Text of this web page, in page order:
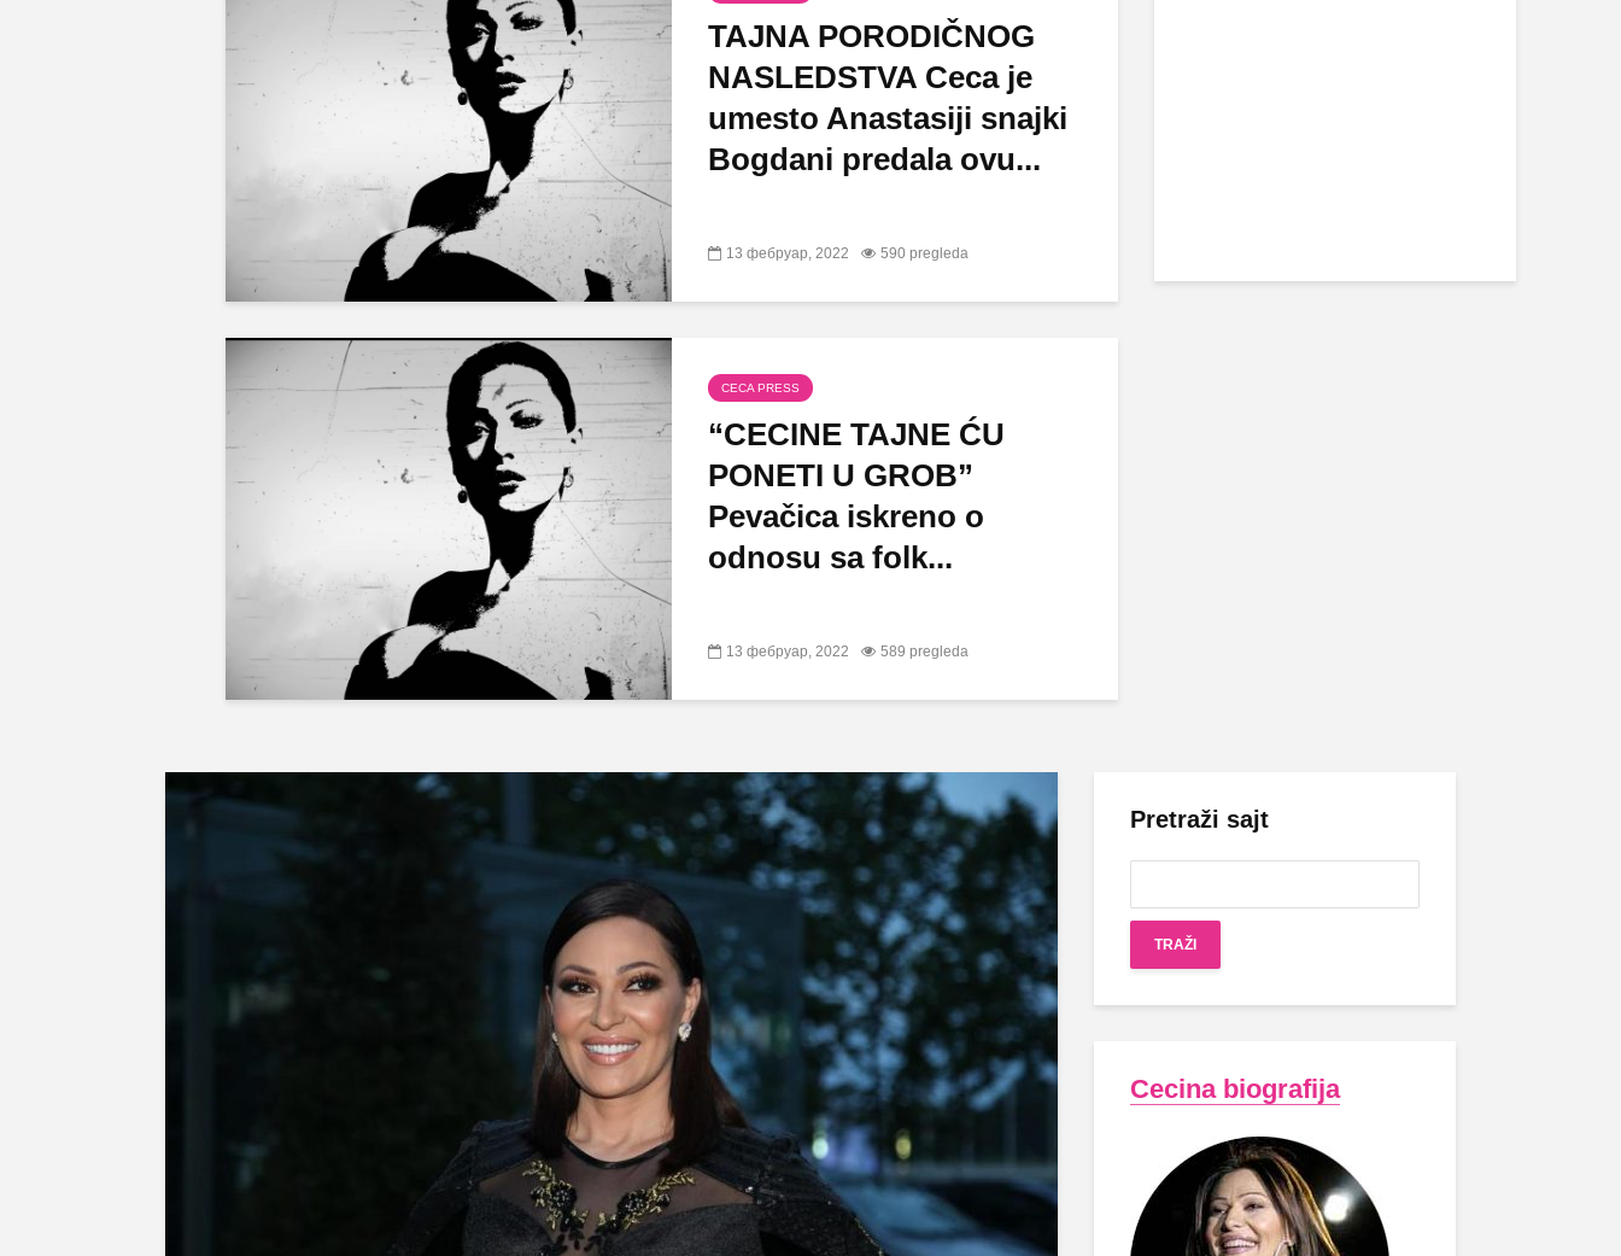
TAJNA PORODIČNOG
NASLEDSTVA Ceca je
umesto Anastasiji snajki
Bogdani predala ovu...
13 фебруар, 2022 590 pregleda
CECA PRESS
“CECINE TAJNE ĆU
PONETI U GROB”
Pevačica iskreno o
odnosu sa folk...
13 фебруар, 2022 589 pregleda
Pretraži sajt
Cecina biografija